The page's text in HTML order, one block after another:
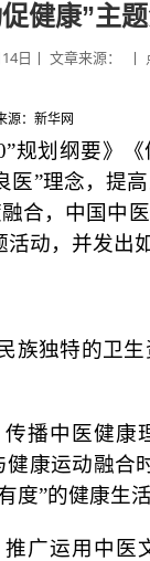
健康”主
日丨 文章来源： 丨
源：新华网
规划纲要》
”理念，提
合，中国中
动，并发出
族独特的卫
播中医健
康运动融合
度”的健康生
广运用中